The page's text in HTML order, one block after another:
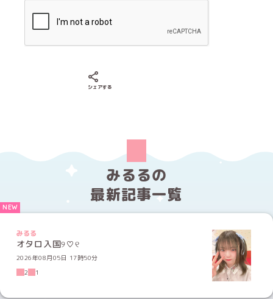
シェアする
みるるの
最新記事一覧
みるる
オタロ入国୨♡୧
2026年08月05日 17時50分
2
1